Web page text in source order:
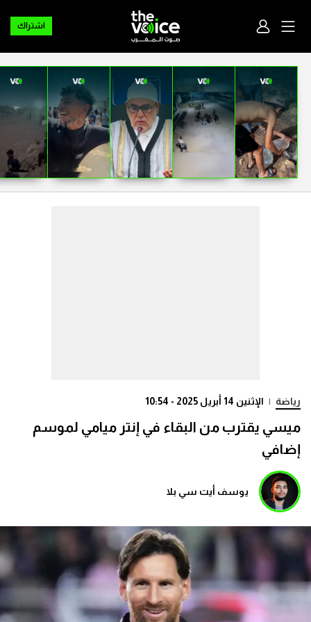
اشتراك
رياضة | الإثنين 14 أبريل 2025 - 10:54
ميسي يقترب من البقاء في إنتر ميامي لموسم
إضافي
يوسف أيت سي بلا